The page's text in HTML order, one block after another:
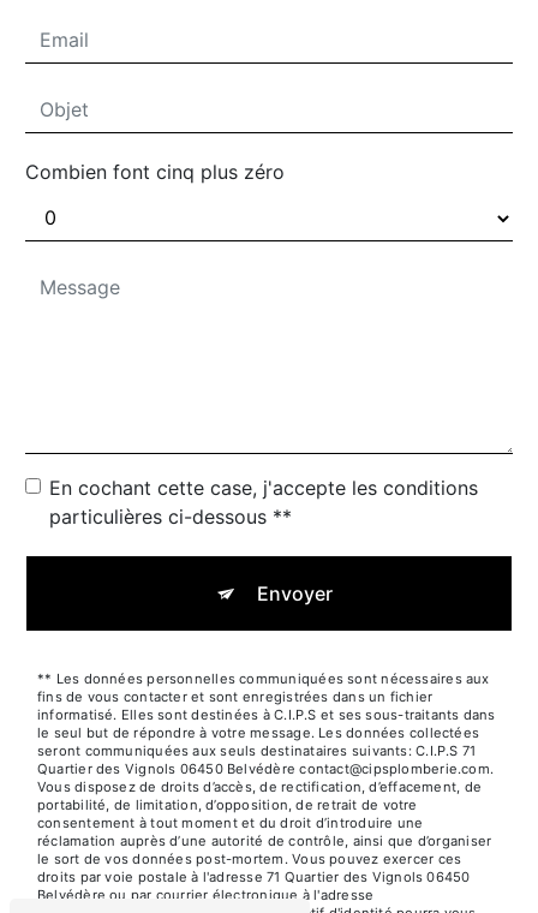
Combien font cinq plus zéro
En cochant cette case, j'accepte les conditions
particulières ci-dessous **
Envoyer
** Les données personnelles communiquées sont nécessaires aux
fins de vous contacter et sont enregistrées dans un fichier
informatisé. Elles sont destinées à C.I.P.S et ses sous-traitants dans
le seul but de répondre à votre message. Les données collectées
seront communiquées aux seuls destinataires suivants: C.I.P.S 71
Quartier des Vignols 06450 Belvédère contact@cipsplomberie.com.
Vous disposez de droits d’accès, de rectification, d’effacement, de
portabilité, de limitation, d’opposition, de retrait de votre
consentement à tout moment et du droit d’introduire une
réclamation auprès d’une autorité de contrôle, ainsi que d’organiser
le sort de vos données post-mortem. Vous pouvez exercer ces
droits par voie postale à l'adresse 71 Quartier des Vignols 06450
Belvédère ou par courrier électronique à l'adresse